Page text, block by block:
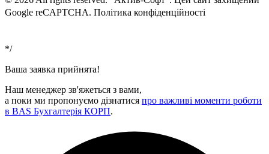
Google reCAPTCHA. Політика конфіденційності
*/
Ваша заявка прийнята!
Наш менеджер зв'яжеться з вами,
а поки ми пропонуємо дізнатися про важливі моменти роботи
в BAS Бухгалтерія КОРП.